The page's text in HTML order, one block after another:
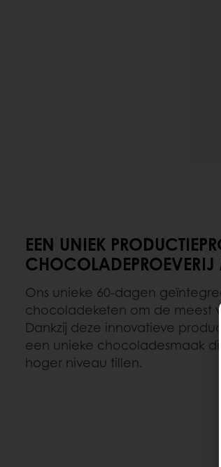
EEN UNIEK
Ons unieke 60-dagen
chocoladeketen om de meest
Dankzij deze innovatieve
een unieke chocoladesmaak
hoger niveau tillen.